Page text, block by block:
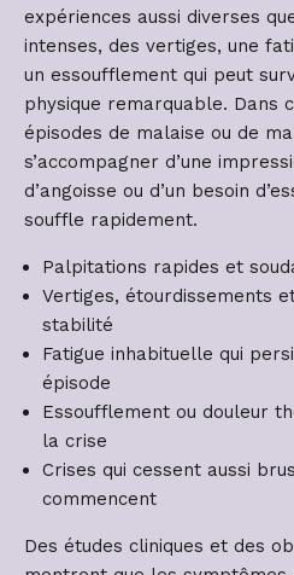
expériences aussi diverses
intenses, des vertiges, une
un essoufflement qui peut
physique remarquable. Dans
épisodes de malaise ou de
s’accompagner d’une
d’angoisse ou d’un besoin
souffle rapidement.
Palpitations rapides et
Vertiges, étourdissements
stabilité
Fatigue inhabituelle qui
épisode
Essoufflement ou douleur
la crise
Crises qui cessent aussi
commencent
Des études cliniques et des